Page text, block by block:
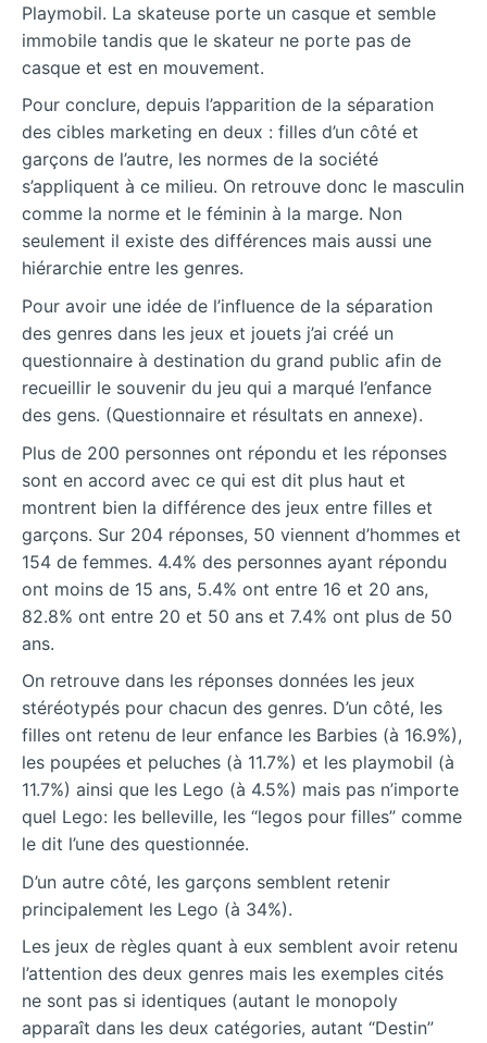
Playmobil. La skateuse porte un casque et semble
immobile tandis que le skateur ne porte pas de
casque et est en mouvement.
Pour conclure, depuis l’apparition de la séparation
des cibles marketing en deux : filles d’un côté et
garçons de l’autre, les normes de la société
s’appliquent à ce milieu. On retrouve donc le masculin
comme la norme et le féminin à la marge. Non
seulement il existe des différences mais aussi une
hiérarchie entre les genres.
Pour avoir une idée de l’influence de la séparation
des genres dans les jeux et jouets j’ai créé un
questionnaire à destination du grand public afin de
recueillir le souvenir du jeu qui a marqué l’enfance
des gens. (Questionnaire et résultats en annexe).
Plus de 200 personnes ont répondu et les réponses
sont en accord avec ce qui est dit plus haut et
montrent bien la différence des jeux entre filles et
garçons. Sur 204 réponses, 50 viennent d’hommes et
154 de femmes. 4.4% des personnes ayant répondu
ont moins de 15 ans, 5.4% ont entre 16 et 20 ans,
82.8% ont entre 20 et 50 ans et 7.4% ont plus de 50
ans.
On retrouve dans les réponses données les jeux
stéréotypés pour chacun des genres. D’un côté, les
filles ont retenu de leur enfance les Barbies (à 16.9%),
les poupées et peluches (à 11.7%) et les playmobil (à
11.7%) ainsi que les Lego (à 4.5%) mais pas n’importe
quel Lego: les belleville, les “legos pour filles” comme
le dit l’une des questionnée.
D’un autre côté, les garçons semblent retenir
principalement les Lego (à 34%).
Les jeux de règles quant à eux semblent avoir retenu
l’attention des deux genres mais les exemples cités
ne sont pas si identiques (autant le monopoly
apparaît dans les deux catégories, autant “Destin”